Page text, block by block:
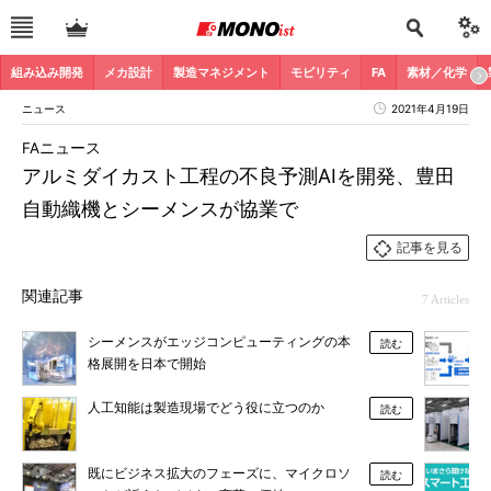
組み込み開発 メカ設計 製造マネジメント モビリティ FA 素材／化学
ニュース 2021年4月19日
アルミダイカスト工程の不良予測AIを開発、豊田
自動織機とシーメンスが協業で
FAニュース
記事を見る
関連記事 7 Articles
シーメンスがエッジコンピューティングの本
格展開を日本で開始
読む
人工知能は製造現場でどう役に立つのか 読む
既にビジネス拡大のフェーズに、マイクロソ
読む